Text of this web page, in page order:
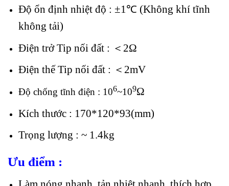
Độ ổn định nhiệt độ : ±1℃ (Không khí tĩnh
không tải)
Điện trở Tip nối đất : ＜2Ω
Điện thế Tip nối đất : ＜2mV
Độ chống tĩnh điện : 106~109Ω
Kích thước : 170*120*93(mm)
Trọng lượng : ~ 1.4kg
Ưu điểm :
Làm nóng nhanh, tản nhiệt nhanh, thích hợp